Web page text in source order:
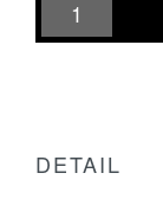
DETAIL